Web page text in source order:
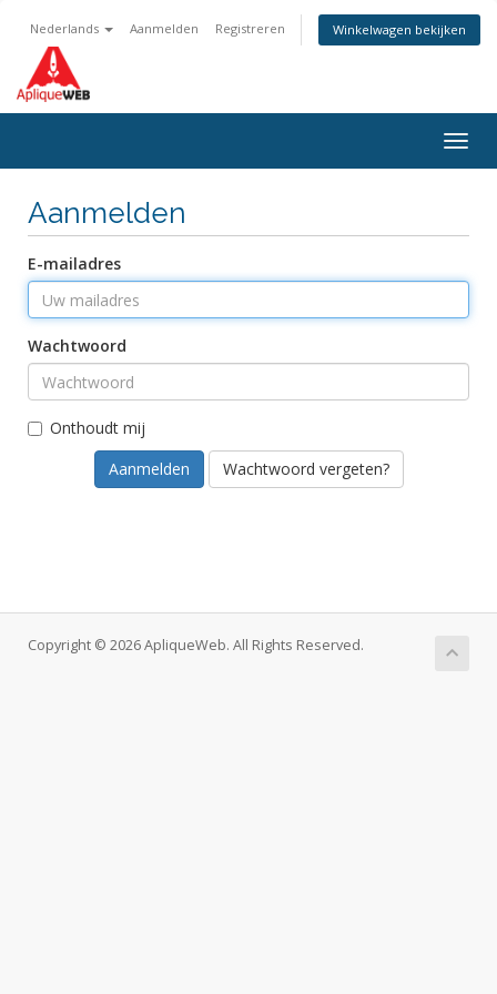
Nederlands Aanmelden Registreren Winkelwagen bekijken
Aanmelden
E-mailadres
Wachtwoord
Onthoudt mij
Wachtwoord vergeten?
Copyright © 2026 ApliqueWeb. All Rights Reserved.